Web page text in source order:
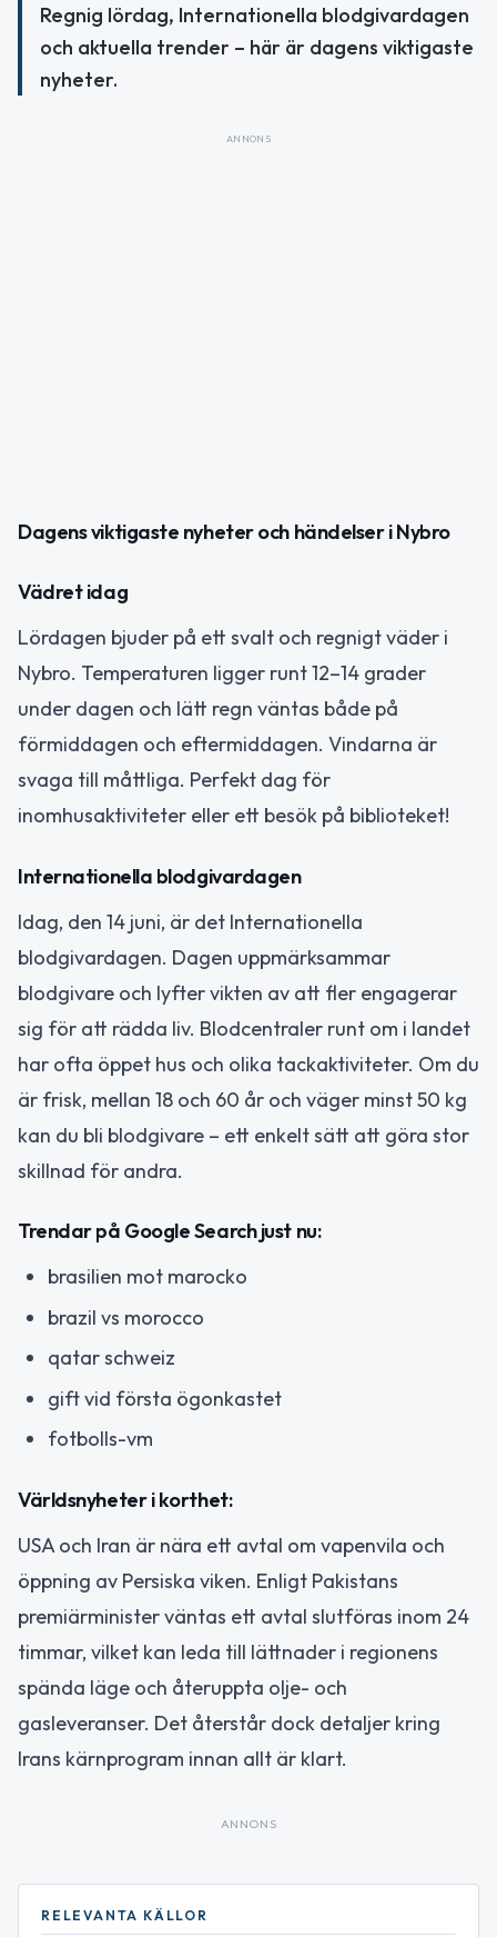
Regnig lördag, Internationella blodgivardagen
och aktuella trender – här är dagens viktigaste
nyheter.
ANNONS
Dagens viktigaste nyheter och händelser i Nybro
Vädret idag
Lördagen bjuder på ett svalt och regnigt väder i
Nybro. Temperaturen ligger runt 12–14 grader
under dagen och lätt regn väntas både på
förmiddagen och eftermiddagen. Vindarna är
svaga till måttliga. Perfekt dag för
inomhusaktiviteter eller ett besök på biblioteket!
Internationella blodgivardagen
Idag, den 14 juni, är det Internationella
blodgivardagen. Dagen uppmärksammar
blodgivare och lyfter vikten av att fler engagerar
sig för att rädda liv. Blodcentraler runt om i landet
har ofta öppet hus och olika tackaktiviteter. Om du
är frisk, mellan 18 och 60 år och väger minst 50 kg
kan du bli blodgivare – ett enkelt sätt att göra stor
skillnad för andra.
Trendar på Google Search just nu:
brasilien mot marocko
brazil vs morocco
qatar schweiz
gift vid första ögonkastet
fotbolls-vm
Världsnyheter i korthet:
USA och Iran är nära ett avtal om vapenvila och
öppning av Persiska viken. Enligt Pakistans
premiärminister väntas ett avtal slutföras inom 24
timmar, vilket kan leda till lättnader i regionens
spända läge och återuppta olje- och
gasleveranser. Det återstår dock detaljer kring
Irans kärnprogram innan allt är klart.
ANNONS
RELEVANTA KÄLLOR